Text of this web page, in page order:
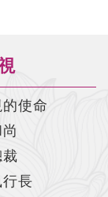
使命
裁
長